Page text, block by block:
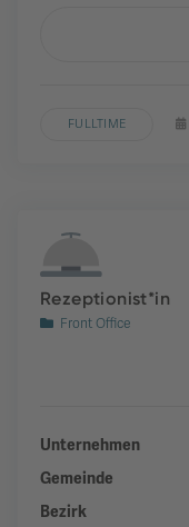
FULLTIME
Rezeptionist*in
Front Office
Unternehmen
Gemeinde
Bezirk